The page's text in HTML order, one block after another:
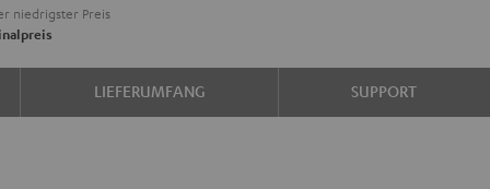
niedrigster Preis
LIEFERUMFANG SUPPORT